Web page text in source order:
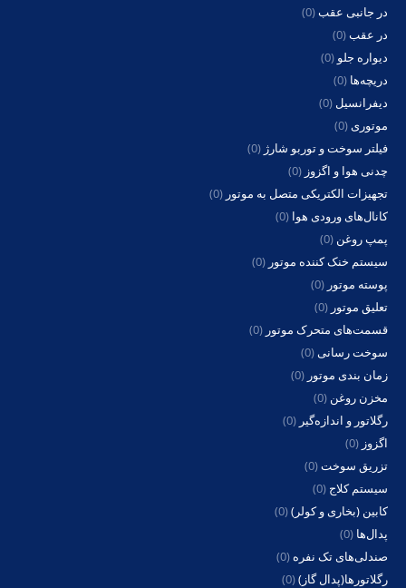
در جانبی عقب(0)
در عقب(0)
دیواره جلو (0)
دریچه‌ها (0)
دیفرانسیل (0)
موتوری(0)
فیلتر سوخت و توربو شارژ (0)
چدنی هوا و اگزوز (0)
تجهیزات الکتریکی متصل به موتور (0)
کانال‌های ورودی هوا (0)
پمپ روغن (0)
سیستم خنک کننده موتور (0)
پوسته موتور (0)
تعلیق موتور (0)
قسمت‌های متحرک موتور (0)
سوخت رسانی(0)
زمان بندی موتور (0)
مخزن روغن (0)
رگلاتور و اندازه‌گیر (0)
اگزوز (0)
تزریق سوخت(0)
سیستم کلاج (0)
کابین (بخاری و کولر)(0)
پدال‌ها (0)
صندلی‌های تک نفره (0)
رگلاتورها(پدال گاز)(0)